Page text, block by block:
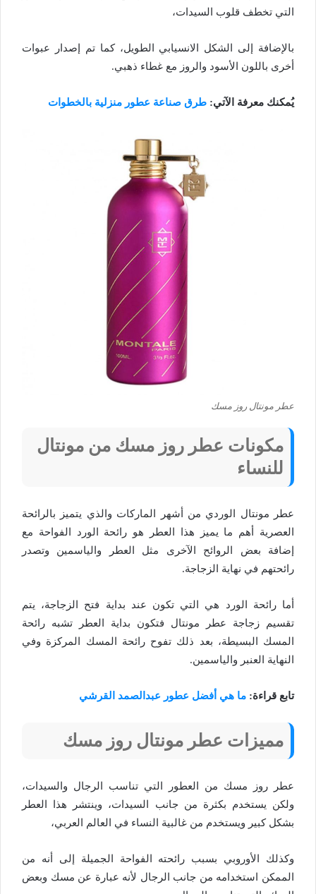
التي تخطف قلوب السيدات،
بالإضافة إلى الشكل الانسيابي الطويل، كما تم إصدار عبوات
أخرى باللون الأسود والروز مع غطاء ذهبي.
يُمكنك معرفة الآتي: طرق صناعة عطور منزلية بالخطوات
عطر مونتال روز مسك
مكونات عطر روز مسك من مونتال
للنساء
عطر مونتال الوردي من أشهر الماركات والذي يتميز بالرائحة
العصرية أهم ما يميز هذا العطر هو رائحة الورد الفواحة مع
إضافة بعض الروائح الآخرى مثل العطر والياسمين وتصدر
رائحتهم في نهاية الزجاجة.
أما رائحة الورد هي التي تكون عند بداية فتح الزجاجة، يتم
تقسيم زجاجة عطر مونتال فتكون بداية العطر تشبه رائحة
المسك البسيطة، بعد ذلك تفوح رائحة المسك المركزة وفي
النهاية العنبر والياسمين.
تابع قراءة: ما هي أفضل عطور عبدالصمد القرشي
مميزات عطر مونتال روز مسك
عطر روز مسك من العطور التي تناسب الرجال والسيدات،
ولكن يستخدم بكثرة من جانب السيدات، وينتشر هذا العطر
بشكل كبير ويستخدم من غالبية النساء في العالم العربي،
وكذلك الأوروبي بسبب رائحته الفواحة الجميلة إلى أنه من
الممكن استخدامه من جانب الرجال لأنه عبارة عن مسك وبعض